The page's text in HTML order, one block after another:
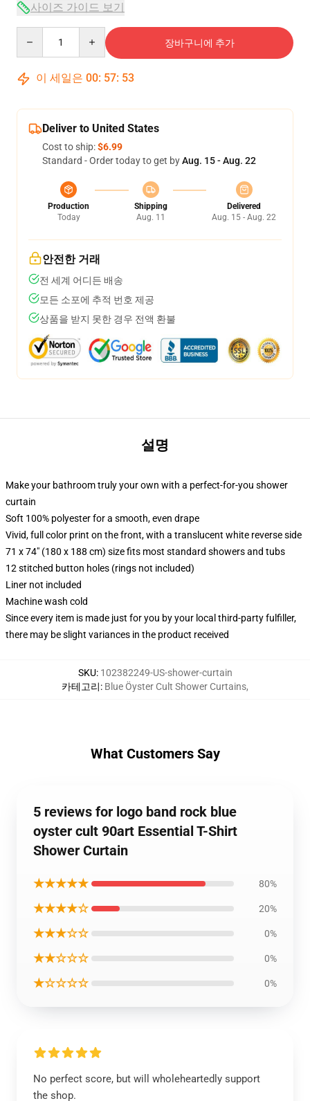
사이즈 가이드 보기
장바구니에 추가
이 세일은 00: 57: 53
Deliver to United States
Cost to ship:$6.99
Standard - Order today to get byAug. 15 - Aug. 22
Production
Today
Shipping
Aug. 11
Delivered
Aug. 15 - Aug. 22
안전한 거래
전 세계 어디든 배송
모든 소포에 추적 번호 제공
상품을 받지 못한 경우 전액 환불
설명
Make your bathroom truly your own with a perfect-for-you shower
curtain
Soft 100% polyester for a smooth, even drape
Vivid, full color print on the front, with a translucent white reverse side
71 x 74" (180 x 188 cm) size fits most standard showers and tubs
12 stitched button holes (rings not included)
Liner not included
Machine wash cold
Since every item is made just for you by your local third-party fulfiller,
there may be slight variances in the product received
SKU: 102382249-US-shower-curtain
카테고리: Blue Öyster Cult Shower Curtains,
What Customers Say
5 reviews for logo band rock blue
oyster cult 90art Essential T-Shirt
Shower Curtain
★★★★★ 80%
★★★★☆ 20%
★★★☆☆ 0%
★★☆☆☆ 0%
★☆☆☆☆ 0%
No perfect score, but will wholeheartedly support
the shop.